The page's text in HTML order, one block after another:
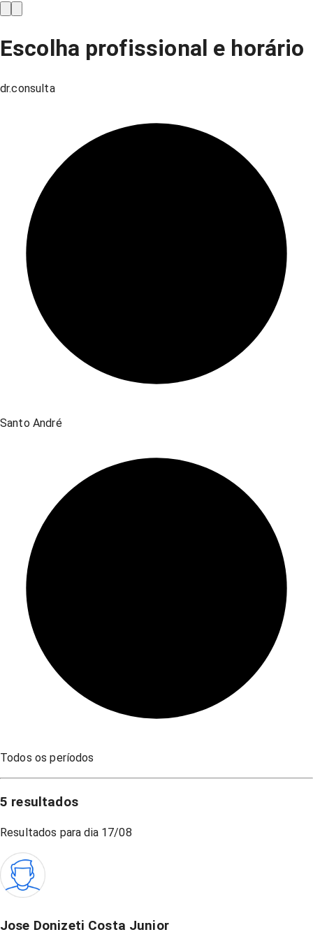
Escolha profissional e horário
dr.consulta
Santo André
Todos os períodos
5 resultados
Resultados para dia 17/08
Jose Donizeti Costa Junior